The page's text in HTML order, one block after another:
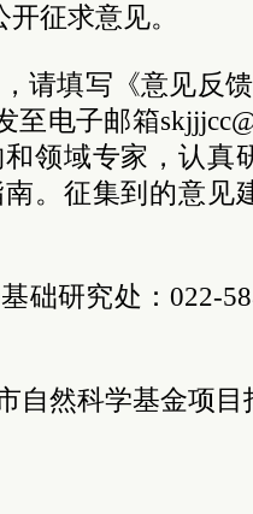
征求意见。
请填写《意见反
至电子邮箱
领域专家，认真
。征集到的意见
础研究处：022-
自然科学基金项